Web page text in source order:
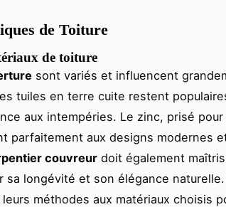
de Toiture
de toiture
sont variés et influencent
tuiles en terre cuite restent
aux intempéries. Le zinc, prisé
parfaitement aux designs modernes
couvreur doit également
sa longévité et son élégance
méthodes aux matériaux choisis